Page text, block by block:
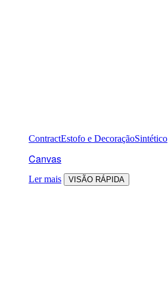
ContractEstofo e DecoraçãoSintético
Canvas
Ler mais VISÃO RÁPIDA